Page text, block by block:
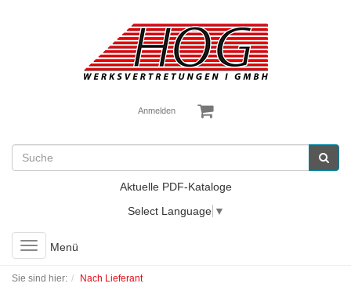
Anmelden
Aktuelle PDF-Kataloge
Select Language ▼
Toggle
navigation
Menü
Sie sind hier: Nach Lieferant